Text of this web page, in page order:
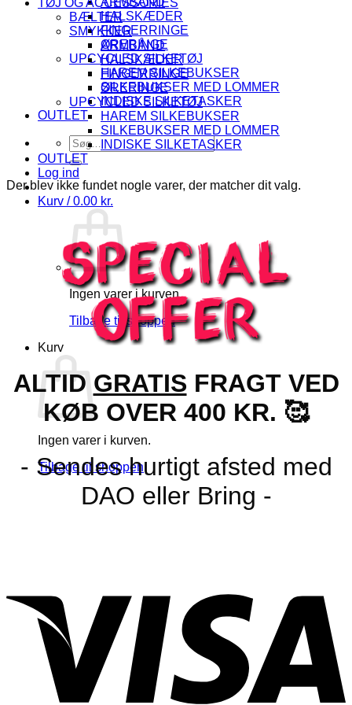
HALSKÆDER
FINGERRINGE
ØRERINGE
UPCYCLED SILKETØJ
HAREM SILKEBUKSER
SILKEBUKSER MED LOMMER
INDISKE SILKETASKER
OUTLET
Søg
efter:
Log ind
Kurv /0.00 kr.
Ingen varer i kurven.
Tilbage til shoppen
Kurv
Ingen varer i kurven.
Tilbage til shoppen
TØJ OG ACCESSORIES
BÆLTER
SMYKKER
ARMBÅND
HALSKÆDER
FINGERRINGE
ØRERINGE
UPCYCLED SILKETØJ
HAREM SILKEBUKSER
SILKEBUKSER MED LOMMER
INDISKE SILKETASKER
OUTLET
Der blev ikke fundet nogle varer, der matcher dit valg.
ALTIDGRATIS FRAGT VED
KØB OVER 400 KR. 🥰
- Sendes hurtigt afsted med
DAO eller Bring -